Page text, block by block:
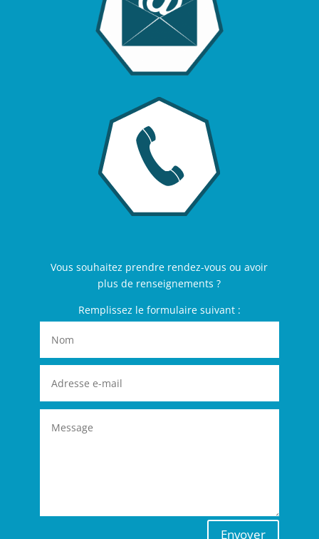
Vous souhaitez prendre rendez-vous ou avoir
plus de renseignements ?
Remplissez le formulaire suivant :
Envoyer